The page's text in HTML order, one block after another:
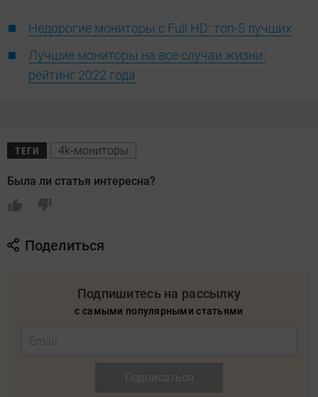
Недорогие мониторы с Full HD: топ-5 лучших
Лучшие мониторы на все случаи жизни:
рейтинг 2022 года
ТЕГИ 4k-мониторы
Была ли статья интересна?
Поделиться
Подпишитесь на рассылку
с самыми популярными статьями